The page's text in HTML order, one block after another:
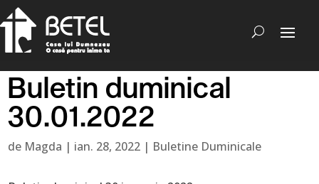
Buletin duminical
30.01.2022
de Magda | ian. 28, 2022 | Buletine Duminicale